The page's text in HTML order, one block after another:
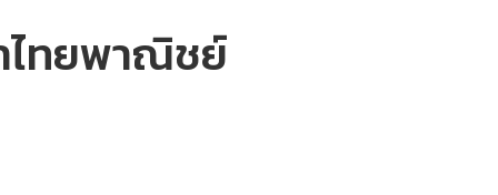
ไทยพาณิชย์